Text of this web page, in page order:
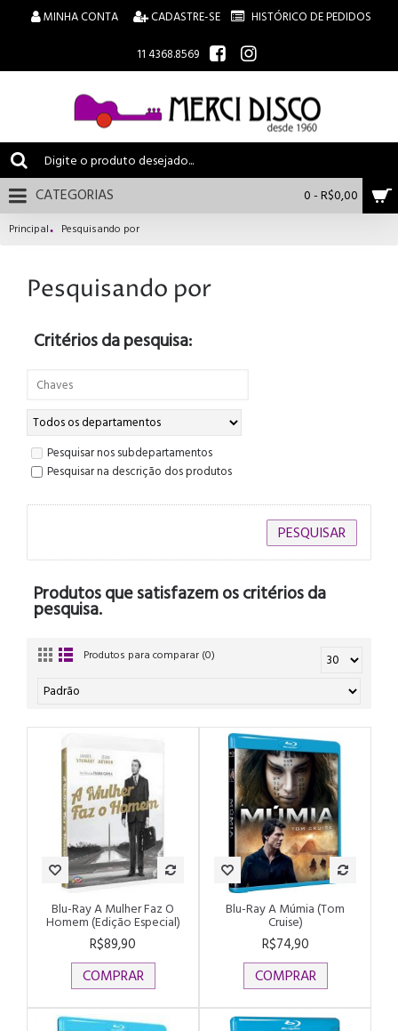
MINHA CONTA CADASTRE-SE
HISTÓRICO DE PEDIDOS
11 4368.8569
0 - R$0,00
CATEGORIAS
Principal Pesquisando por
Pesquisando por
Critérios da pesquisa:
Pesquisar nos subdepartamentos
Pesquisar na descrição dos produtos
Produtos que satisfazem os critérios da
pesquisa.
Produtos para comparar (0)
Blu-Ray A Mulher Faz O
Homem (Edição Especial)
R$89,90
COMPRAR
Blu-Ray A Múmia (Tom
Cruise)
R$74,90
COMPRAR